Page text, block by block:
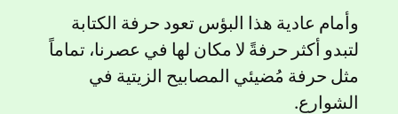
وأمام عادية هذا البؤس تعود حرفة الكتابة
لتبدو أكثر حرفةً لا مكان لها في عصرنا، تماماً
مثل حرفة مُضيئي المصابيح الزيتية في
الشوارع.